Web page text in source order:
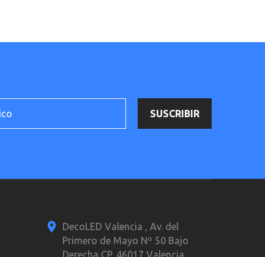
DecoLED Valencia , Av. del
Primero de Mayo Nº 50 Bajo
Derecha CP. 46017 Valencia